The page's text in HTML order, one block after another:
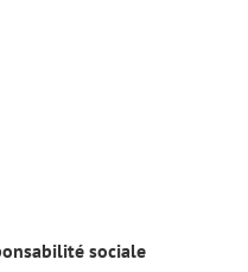
sociale